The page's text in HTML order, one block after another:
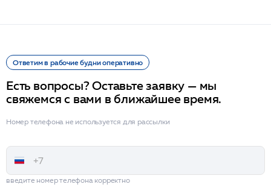
Ответим в рабочие будни оперативно
Есть вопросы? Оставьте заявку — мы
свяжемся с вами в ближайшее время.
Номер телефона не используется для рассылки
введите номер телефона корректно